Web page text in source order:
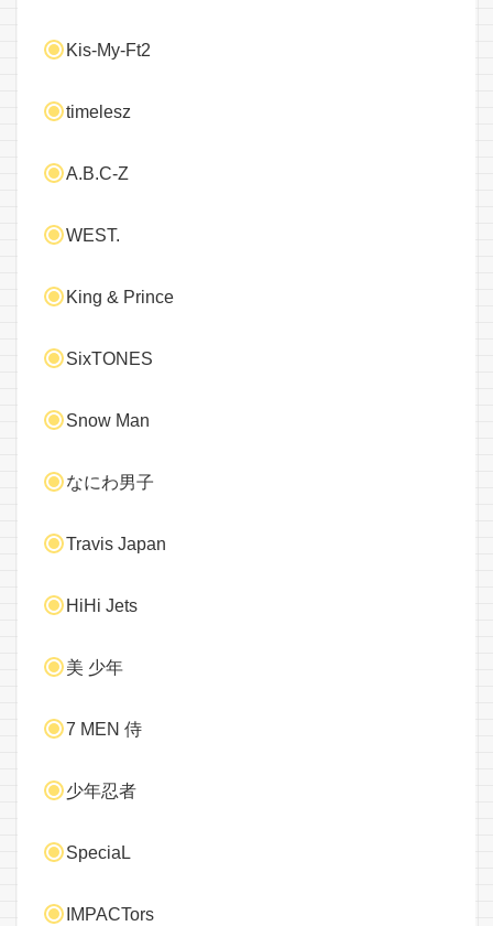
Kis-My-Ft2
timelesz
A.B.C-Z
WEST.
King & Prince
SixTONES
Snow Man
なにわ男子
Travis Japan
HiHi Jets
美 少年
7 MEN 侍
少年忍者
SpeciaL
IMPACTors